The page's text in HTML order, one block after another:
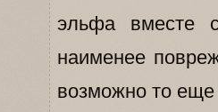
эльфа вместе
наименее
возможно то